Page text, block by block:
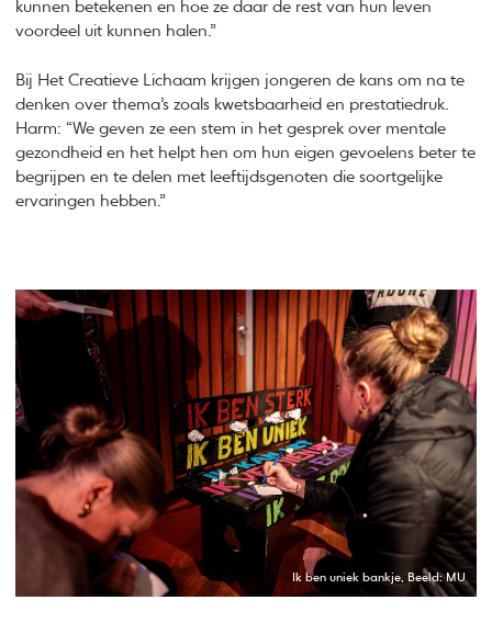
kunnen betekenen en hoe ze daar de rest van hun leven
voordeel uit kunnen halen.”
Bij Het Creatieve Lichaam krijgen jongeren de kans om na te
denken over thema’s zoals kwetsbaarheid en prestatiedruk.
Harm: “We geven ze een stem in het gesprek over mentale
gezondheid en het helpt hen om hun eigen gevoelens beter te
begrijpen en te delen met leeftijdsgenoten die soortgelijke
ervaringen hebben.”
Ik ben uniek bankje, Beeld: MU